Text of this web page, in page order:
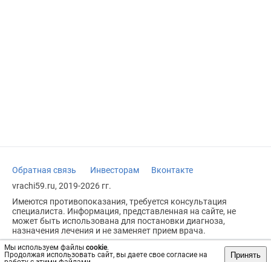
Мы используем файлы cookie.
Продолжая использовать сайт, вы даете свое согласие на
Принять
Обратная связь Инвесторам
Вконтакте
vrachi59.ru, 2019-2026 гг.
Имеются противопоказания, требуется консультация
специалиста. Информация, представленная на сайте, не
может быть использована для постановки диагноза,
назначения лечения и не заменяет прием врача.
Возрастное ограничение: 18+